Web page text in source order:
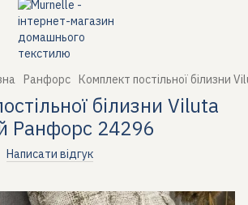
Ранфорс Комплект постільної білизни
білизни Viluta
Ранфорс 24296
Написати відгук